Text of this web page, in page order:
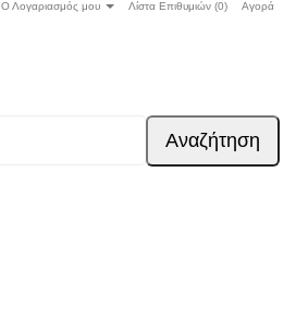
Ο Λογαριασμός μου Λίστα Επιθυμιών (0) Αγορά
Αναζήτηση